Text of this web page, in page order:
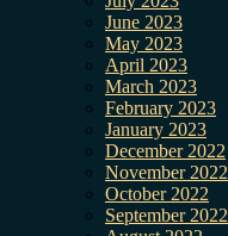
June 2023
May 2023
April 2023
March 2023
February 2023
January 2023
December 2022
November 2022
October 2022
September 2022